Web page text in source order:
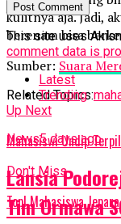
kulitnya aja. Jadi,
berenam bisa
Sumber: Suara
Related Topics:
Up Next
Mahasiswi Undip
Don't Miss
Top! Mahasiswa
This site uses
comment data is
Latest
Trending
News5 days ago
Lansia
Tim Ormawa